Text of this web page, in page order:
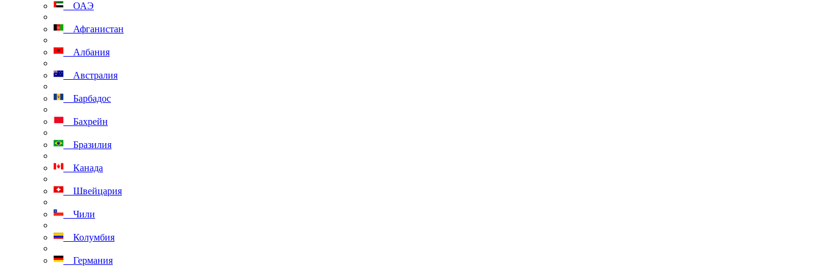
ОАЭ
Афганистан
Албания
Австралия
Барбадос
Бахрейн
Бразилия
Канада
Швейцария
Чили
Колумбия
Германия